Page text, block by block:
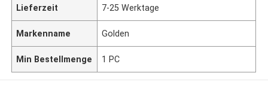
Lieferzeit 7-25 Werktage
Markenname Golden
Min Bestellmenge 1 PC